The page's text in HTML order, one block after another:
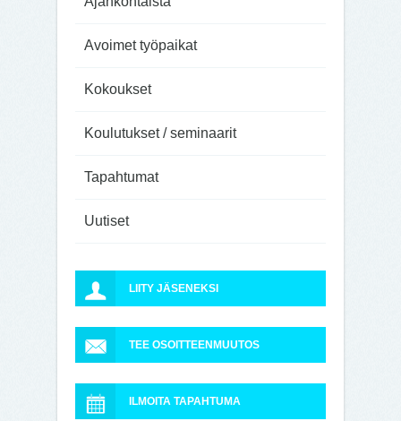
Avoimet työpaikat
Kokoukset
Koulutukset / seminaarit
Tapahtumat
Uutiset
LIITY JÄSENEKSI
TEE OSOITTEENMUUTOS
ILMOITA TAPAHTUMA